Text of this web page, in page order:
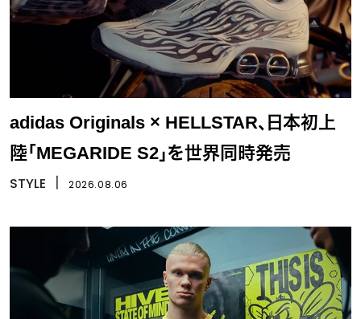
adidas Originals × HELLSTAR、日本初上
陸「MEGARIDE S2」を世界同時発売
STYLE 2026.08.06